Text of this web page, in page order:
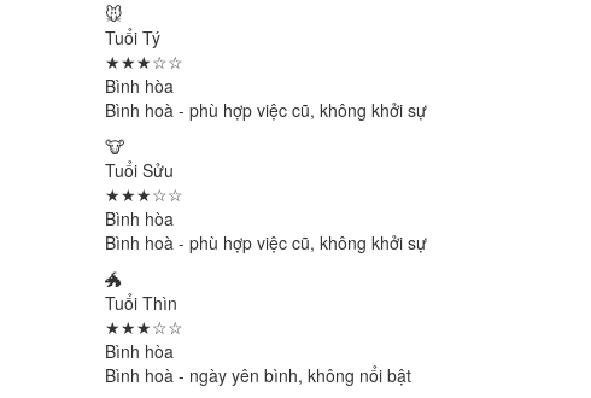
🐭
Tuổi Tý
★★★☆☆
Bình hòa
Bình hoà - phù hợp việc cũ, không khởi sự
🐮
Tuổi Sửu
★★★☆☆
Bình hòa
Bình hoà - phù hợp việc cũ, không khởi sự
🐲
Tuổi Thìn
★★★☆☆
Bình hòa
Bình hoà - ngày yên bình, không nổi bật